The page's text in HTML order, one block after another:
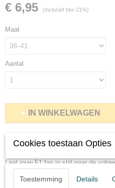
€ 6,95 (inclusief btw 21%)
Maat
Aantal
IN WINKELWAGEN
Omschrijving
Laat jouw F1 fan in stijl naar de
Cookies toestaan Opties
Toestemming Details